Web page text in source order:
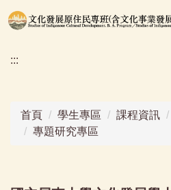
跳
到
要
:::
首頁 學生專區 課程資訊
專題研究專區